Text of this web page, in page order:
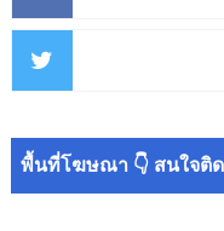
พื้นที่โฆษณา 👇 สนใจติ